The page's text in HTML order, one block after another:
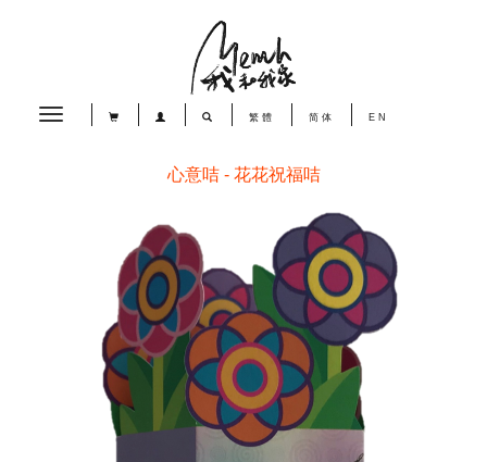
Toggle
繁體 简体 EN
心意咭 - 花花祝福咭